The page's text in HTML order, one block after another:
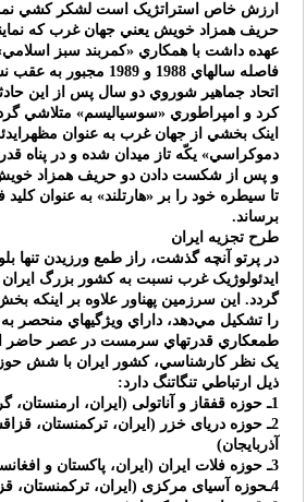
ارزش خاص استراتژيک است لشکر کشي
حريف همزاد خويش يعني جهان غرب که
عهده داشت با همکاري «کمربند سبز
فاصله سالهاي 1988 و
کرد و امپراطوري «سوسياليسم» متلاشي
اينک بخشي از جهان غرب به عنوان
دموکراسي» يکّه تاز ميدان شده و در پناه
و پس از شکست دادن دو حريف همزاد
تا سيطره خود را بر «هارتلند» به عنوان کليد
برساند.
طرح تجزيه ايران
در پرتو آنچه گذشت، راز طمع ورزيدن تنها
ايدئولوژيک غرب نسبت به کشور بزرگ
گردد. اين سرزمين پهناور علاوه بر اينکه
را تشکيل مي‌دهد، داراي ويژگيهاي منحصر
طمعکاري قدرتهاي سرمست در عصر حاضر
يک نظر کارشناسي، کشور ايران با شش
ذيل ارتباطي تنگاتنگ دارد:
1ـ حوزه قفقاز و آناتولى (ايران، ارمنستان، گرجستان و روسيه)
2ـ حوزه درياى خزر (ايران، تركمنستان،
آذربايجان)
3ـ حوزه فلات ايران (ايران، پاكستان و افغانستان)
4ـحوزه آسياى مركزى (ايران، تركمنستان،